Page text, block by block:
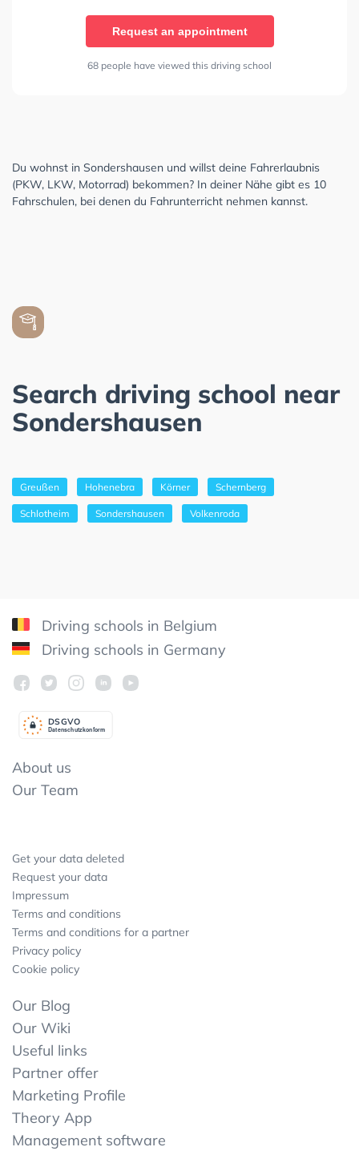
Request an appointment
68 people have viewed this driving school
Du wohnst in Sondershausen und willst deine Fahrerlaubnis
(PKW, LKW, Motorrad) bekommen? In deiner Nähe gibt es 10
Fahrschulen, bei denen du Fahrunterricht nehmen kannst.
Search driving school near
Sondershausen
Greußen Hohenebra Körner Schernberg
Schlotheim Sondershausen Volkenroda
Driving schools in Belgium
Driving schools in Germany
Datenschutzkonform
DSGVO
About us
Our Team
Get your data deleted
Request your data
Impressum
Terms and conditions
Terms and conditions for a partner
Privacy policy
Cookie policy
Our Blog
Our Wiki
Useful links
Partner offer
Marketing Profile
Theory App
Management software